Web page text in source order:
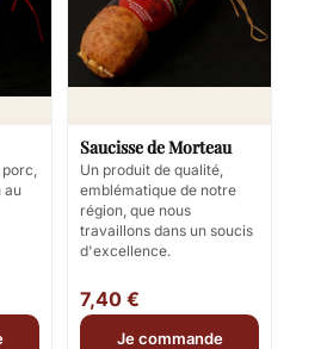
porc,
au
Saucisse de Morteau
Un produit de qualité,
emblématique de notre
région, que nous
travaillons dans un soucis
d'excellence.
7,40 €
Je commande